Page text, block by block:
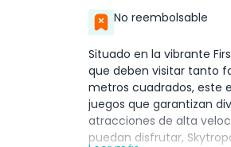
No reembolsable
Situado en la vibrante
que deben visitar tanto
metros cuadrados, este
juegos que garantizan
atracciones de alta
puedan disfrutar,